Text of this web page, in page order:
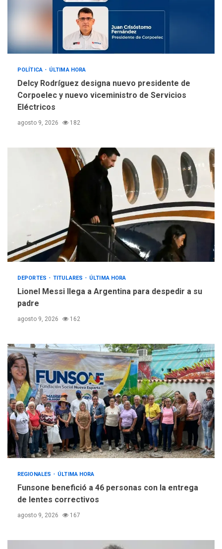
Núcleo del Sistema de
Orquestas Porlamar
POLÍTICA ÚLTIMA HORA
Delcy Rodríguez designa nuevo presidente de
Corpoelec y nuevo viceministro de Servicios
Eléctricos
agosto 9, 2026 182
DEPORTES TITULARES ÚLTIMA HORA
Lionel Messi llega a Argentina para despedir a su
padre
agosto 9, 2026 162
REGIONALES ÚLTIMA HORA
Funsone benefició a 46 personas con la entrega
de lentes correctivos
agosto 9, 2026 167